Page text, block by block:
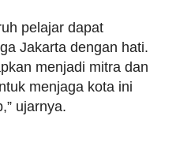
pelajar dapat
Jakarta dengan hati.
menjadi mitra dan
menjaga kota ini
ujarnya.